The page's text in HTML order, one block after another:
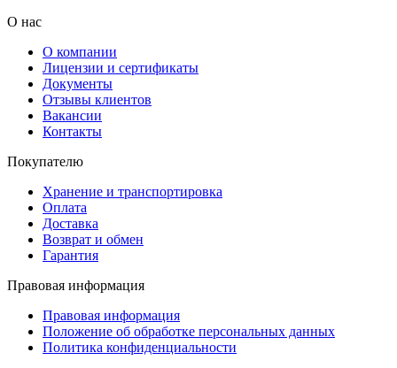
О нас
О компании
Лицензии и сертификаты
Документы
Отзывы клиентов
Вакансии
Контакты
Покупателю
Хранение и транспортировка
Оплата
Доставка
Возврат и обмен
Гарантия
Правовая информация
Правовая информация
Положение об обработке персональных данных
Политика конфиденциальности